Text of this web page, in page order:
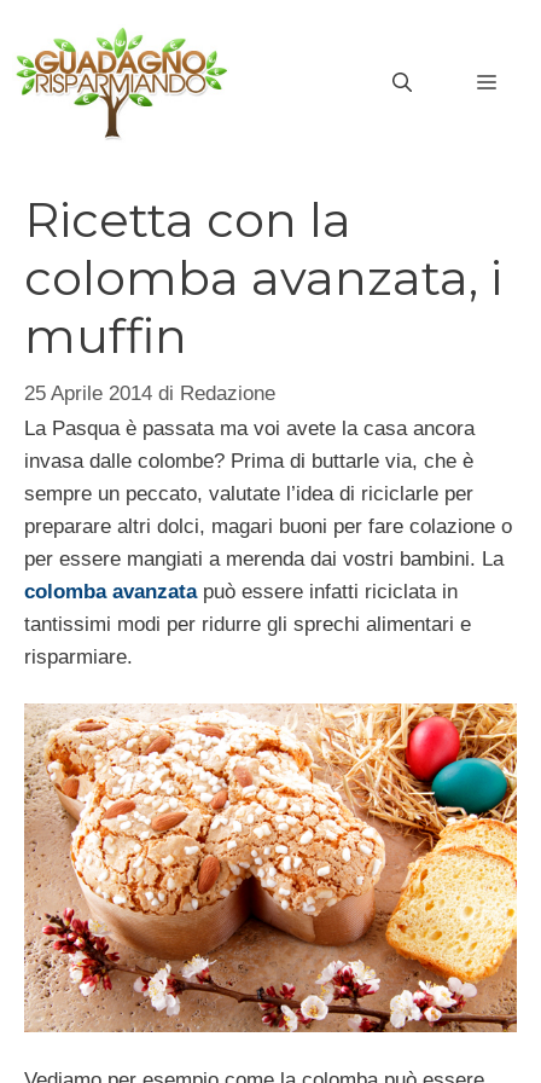
contenuto
Ricetta con la
colomba avanzata, i
muffin
25 Aprile 2014 di Redazione
La Pasqua è passata ma voi avete la casa ancora
invasa dalle colombe? Prima di buttarle via, che è
sempre un peccato, valutate l’idea di riciclarle per
preparare altri dolci, magari buoni per fare colazione o
per essere mangiati a merenda dai vostri bambini. La
colomba avanzatapuò essere infatti riciclata in
tantissimi modi per ridurre gli sprechi alimentari e
risparmiare.